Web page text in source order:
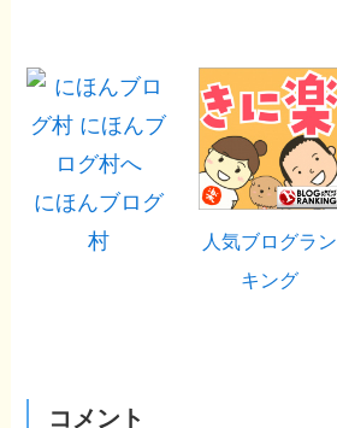
にほんブログ
村
人気ブログラン
キング
コメント